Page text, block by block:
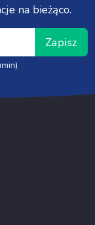
na bieżąco.
Zapisz